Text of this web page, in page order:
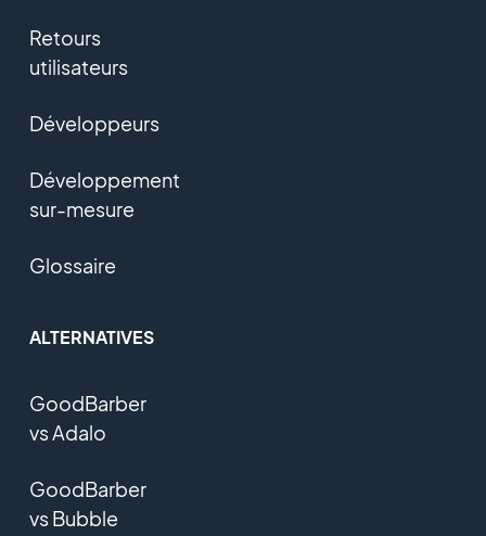
Retours
utilisateurs
Développeurs
Développement
sur-mesure
Glossaire
ALTERNATIVES
GoodBarber
vs Adalo
GoodBarber
vs Bubble